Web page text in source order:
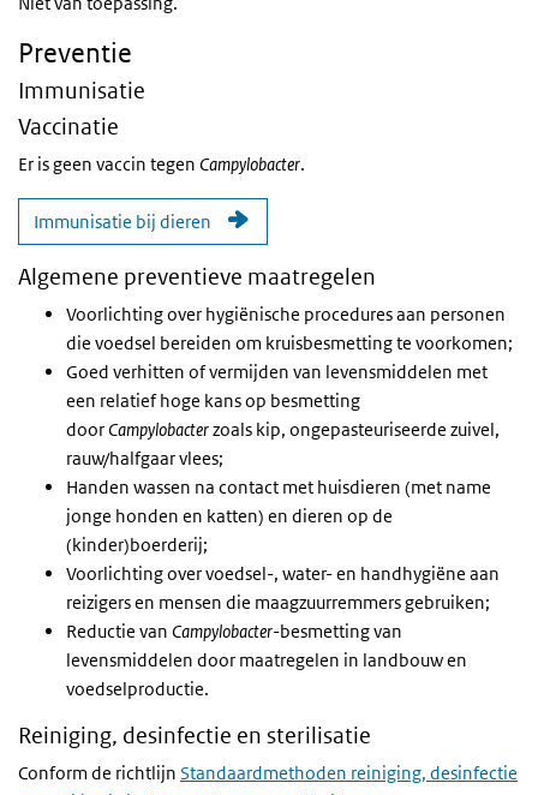
Preventie
Immunisatie
Vaccinatie
Er is geen vaccin tegen Campylobacter.
Immunisatie bij dieren
Algemene preventieve maatregelen
Voorlichting over hygiënische procedures aan personen
die voedsel bereiden om kruisbesmetting te voorkomen;
Goed verhitten of vermijden van levensmiddelen met
een relatief hoge kans op besmetting
door Campylobacterzoals kip, ongepasteuriseerde zuivel,
rauw/halfgaar vlees;
Handen wassen na contact met huisdieren (met name
jonge honden en katten) en dieren op de
(kinder)boerderij;
Voorlichting over voedsel-, water- en handhygiëne aan
reizigers en mensen die maagzuurremmers gebruiken;
Reductie van Campylobacter-besmetting van
levensmiddelen door maatregelen in landbouw en
voedselproductie.
Reiniging, desinfectie en sterilisatie
Conform de richtlijn Standaardmethoden reiniging, desinfectie